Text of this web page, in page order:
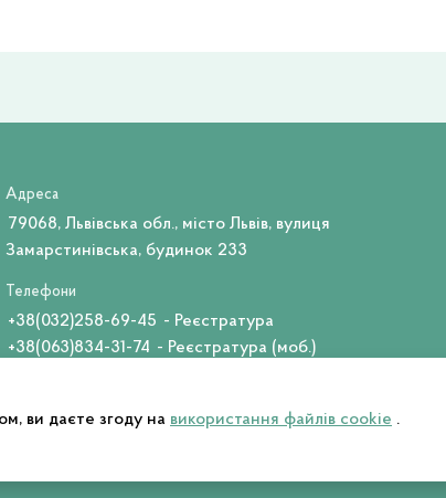
ви даєте згоду на використання файлів cookie .
Адреса
79068, Львівська обл., місто Львів, вулиця
Замарстинівська, будинок 233
Телефони
+38(032)258-69-45 - Реєстратура
+38(063)834-31-74 - Реєстратура (моб.)